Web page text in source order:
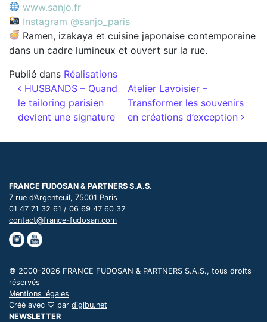
www.sanjo.fr
Instagram @sanjo_paris
Ramen, izakaya et cuisine japonaise contemporaine
dans un cadre lumineux et ouvert sur la rue.
Publié dans Réalisations
Navigation des articles
HUSBANDS – Quand
le tailoring parisien
devient une signature
Atelier Lavoisier –
Transformer les souvenirs
en créations d’exception
FRANCE FUDOSAN & PARTNERS S.A.S.
7 rue d’Argenteuil, 75001 Paris
01 47 71 32 61 / 06 69 47 60 32
contact@france-fudosan.com
© 2000-2026 FRANCE FUDOSAN & PARTNERS S.A.S., tous droits
réservés
Mentions légales
Créé avec ♡ par digibu.net
NEWSLETTER